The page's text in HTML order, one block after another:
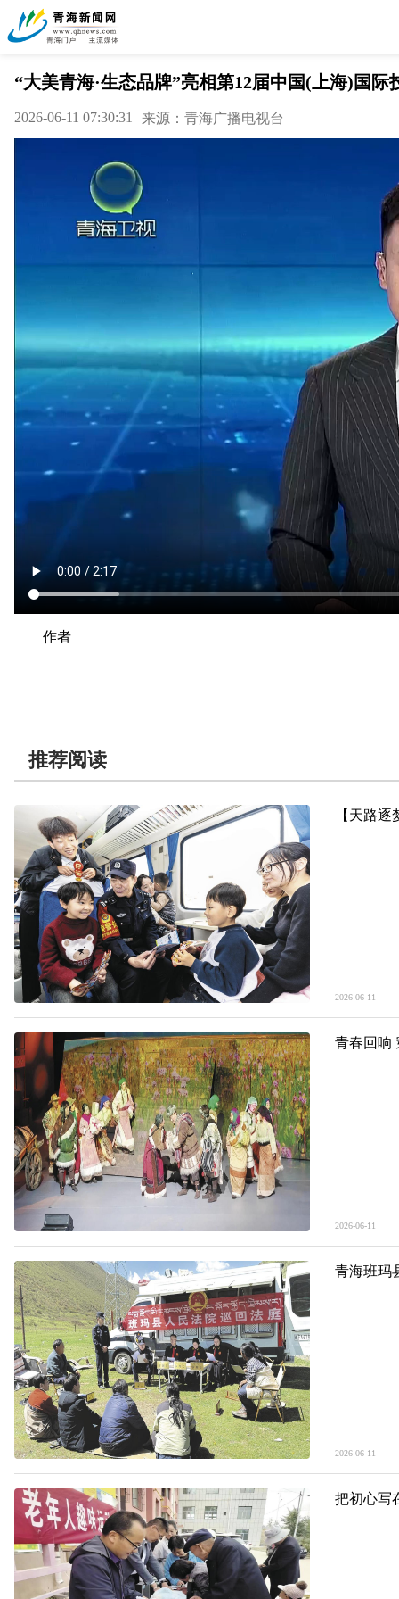
“大美青海·生态品牌”亮相第12届中国(上海)国际
2026-06-11 07:30:31 来源：青海广播电视台
作者
推荐阅读
【天路
2026-06-11
青春回响
2026-06-11
青海班玛
2026-06-11
把初心写